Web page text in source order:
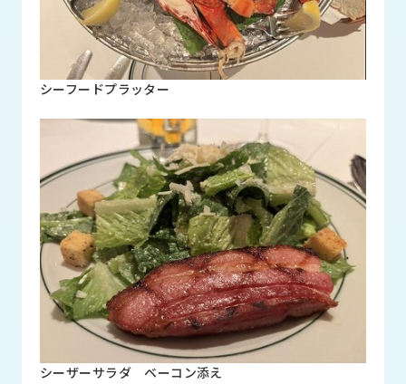
シーフードプラッター
シーザーサラダ ベーコン添え